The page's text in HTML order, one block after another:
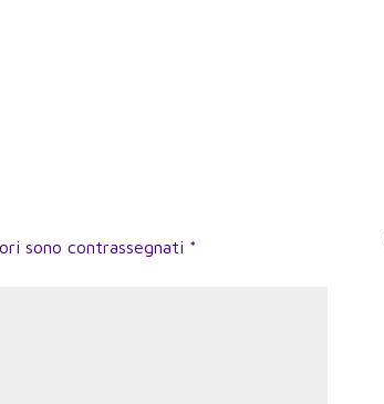
sono contrassegnati *